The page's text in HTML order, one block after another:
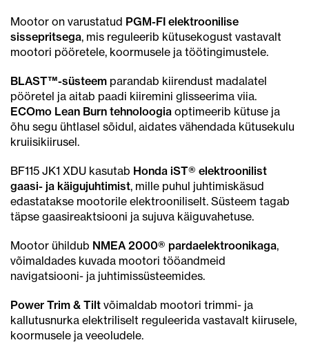
Mootor on varustatud PGM-FI elektroonilise
sissepritsega, mis reguleerib kütusekogust vastavalt
mootori pööretele, koormusele ja töötingimustele.
BLAST™-süsteem parandab kiirendust madalatel
pööretel ja aitab paadi kiiremini glisseerima viia.
ECOmo Lean Burn tehnoloogia optimeerib kütuse ja
õhu segu ühtlasel sõidul, aidates vähendada kütusekulu
kruiisikiirusel.
BF115 JK1 XDU kasutab Honda iST® elektroonilist
gaasi- ja käigujuhtimist, mille puhul juhtimiskäsud
edastatakse mootorile elektrooniliselt. Süsteem tagab
täpse gaasireaktsiooni ja sujuva käiguvahetuse.
Mootor ühildub NMEA 2000® pardaelektroonikaga,
võimaldades kuvada mootori tööandmeid
navigatsiooni- ja juhtimissüsteemides.
Power Trim & Tilt võimaldab mootori trimmi- ja
kallutusnurka elektriliselt reguleerida vastavalt kiirusele,
koormusele ja veeoludele.